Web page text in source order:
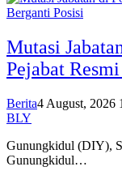
Mutasi
Pejabat
Berita4 August, 2026
BLY
Gunungkidul (DIY),
Gunungkidul…